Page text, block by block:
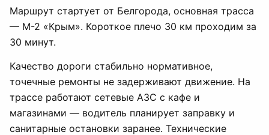
Маршрут стартует от Белгорода, основная трасса
— М-2 «Крым». Короткое плечо 30 км проходим за
30 минут.
Качество дороги стабильно нормативное,
точечные ремонты не задерживают движение. На
трассе работают сетевые АЗС с кафе и
магазинами — водитель планирует заправку и
санитарные остановки заранее. Технические